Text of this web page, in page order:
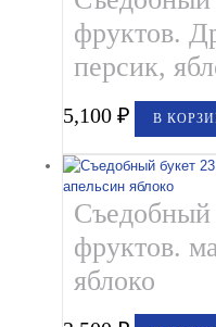
фруктов.
персик,
5,100₽ В
Съедобный
фруктов.
яблоко